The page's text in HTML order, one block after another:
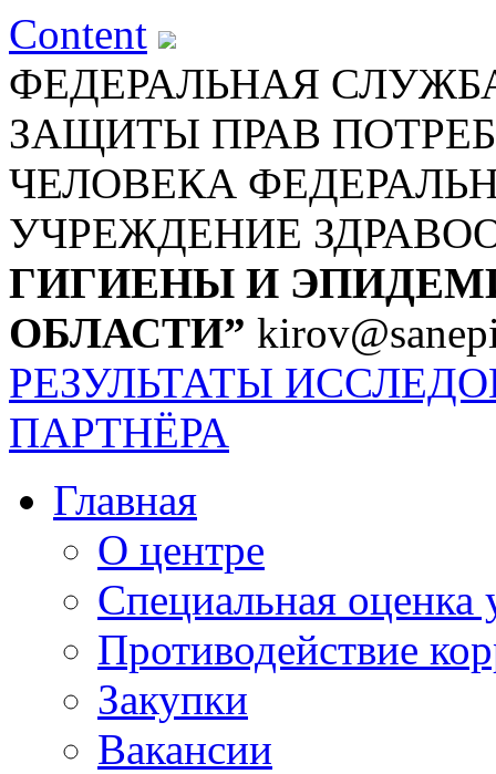
Content
ФЕДЕРАЛЬНАЯ
ЗАЩИТЫ ПРАВ
ЧЕЛОВЕКА
УЧРЕЖДЕНИЕ
ГИГИЕНЫ И
ОБЛАСТИ”
РЕЗУЛЬТАТЫ
ПАРТНЁРА
Главная
О центре
Специальная оценка
Противодействие
Закупки
Вакансии